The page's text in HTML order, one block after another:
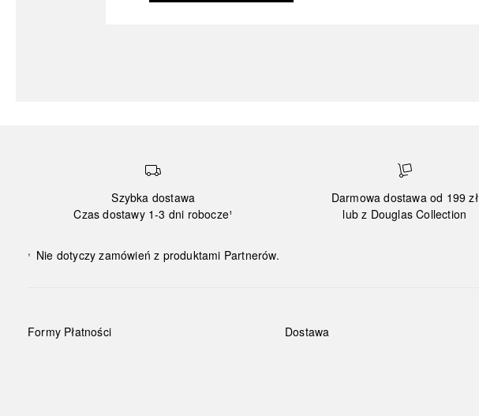
Szybka dostawa
Czas dostawy 1-3 dni robocze¹
Darmowa dostawa od 199 zł
lub z Douglas Collection
¹ Nie dotyczy zamówień z produktami Partnerów.
Formy Płatności Dostawa